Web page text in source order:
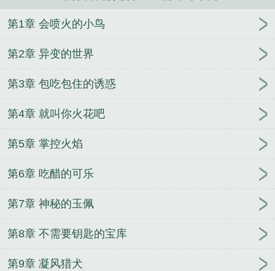
第1章 会喷火的小鸟
第2章 异变的世界
第3章 包吃包住的诱惑
第4章 就叫你火花吧
第5章 掌控火焰
第6章 吃醋的可乐
第7章 神秘的玉佩
第8章 不需要钥匙的宝库
第9章 凝风猎犬